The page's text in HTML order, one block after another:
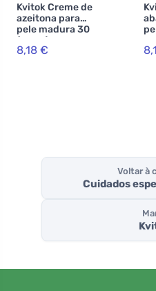
Kvitok Creme de
azeitona para
pele madura 30
(60 ml) - nova
fórmula
8,18 €
Voltar à
Cuidados